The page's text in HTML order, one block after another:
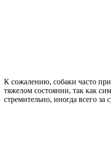
К сожалению, собаки часто
тяжелом состоянии, так как
стремительно, иногда всего за